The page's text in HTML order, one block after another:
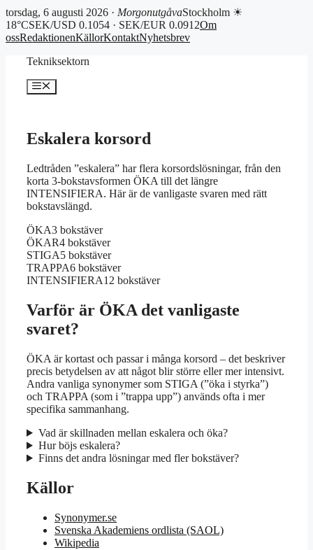
torsdag, 6 augusti 2026 · MorgonutgåvaStockholm ☀
18°CSEK/USD 0.1054 · SEK/EUR 0.0912Om
ossRedaktionenKällorKontaktNyhetsbrev
Tekniksektorn
Meny
Eskalera korsord
Ledtråden ”eskalera” har flera korsordslösningar, från den
korta 3-bokstavsformen ÖKA till det längre
INTENSIFIERA. Här är de vanligaste svaren med rätt
bokstavslängd.
ÖKA3 bokstäver
ÖKAR4 bokstäver
STIGA5 bokstäver
TRAPPA6 bokstäver
INTENSIFIERA12 bokstäver
Varför är ÖKA det vanligaste
svaret?
ÖKA är kortast och passar i många korsord – det beskriver
precis betydelsen av att något blir större eller mer intensivt.
Andra vanliga synonymer som STIGA (”öka i styrka”)
och TRAPPA (som i ”trappa upp”) används ofta i mer
specifika sammanhang.
Vad är skillnaden mellan eskalera och öka?
Hur böjs eskalera?
Finns det andra lösningar med fler bokstäver?
Källor
Synonymer.se
Svenska Akademiens ordlista (SAOL)
Wikipedia